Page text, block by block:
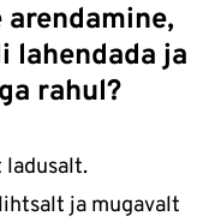
lahendada ja
rahul?
ladusalt.
ja mugavalt